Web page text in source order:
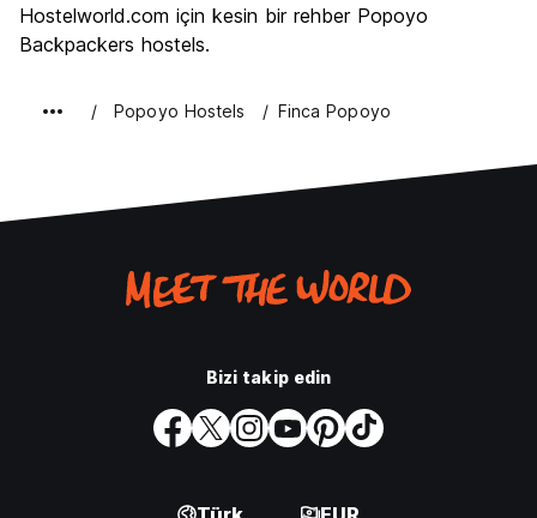
Hostelworld.com için kesin bir rehber Popoyo
Backpackers hostels.
Popoyo Hostels Finca Popoyo
Bizi takip edin